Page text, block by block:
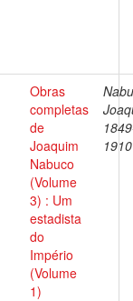
Obras
completas
de
Joaquim
Nabuco
(Volume
3) : Um
estadista
do
Império
(Volume
1)
1910